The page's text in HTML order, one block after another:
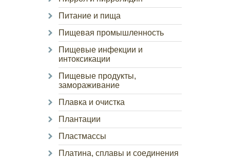
Питание и пища
Пищевая промышленность
Пищевые инфекции и
интоксикации
Пищевые продукты,
замораживание
Плавка и очистка
Плантации
Пластмассы
Платина, сплавы и соединения